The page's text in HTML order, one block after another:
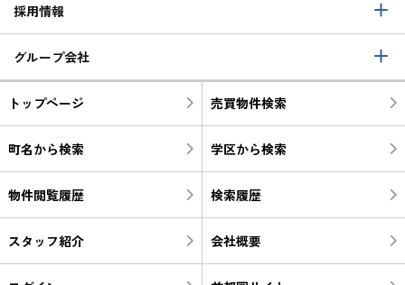
採用情報
グループ会社
トップページ 売買物件検索
町名から検索 学区から検索
物件閲覧履歴 検索履歴
スタッフ紹介 会社概要